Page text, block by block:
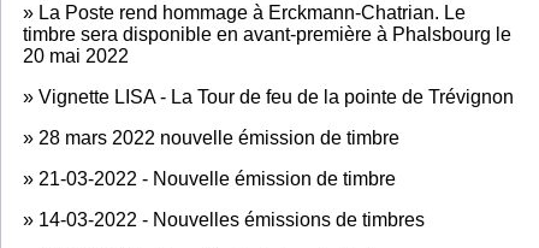
» La Poste rend hommage à Erckmann-Chatrian. Le
timbre sera disponible en avant-première à Phalsbourg le
20 mai 2022
» Vignette LISA - La Tour de feu de la pointe de Trévignon
» 28 mars 2022 nouvelle émission de timbre
» 21-03-2022 - Nouvelle émission de timbre
» 14-03-2022 - Nouvelles émissions de timbres